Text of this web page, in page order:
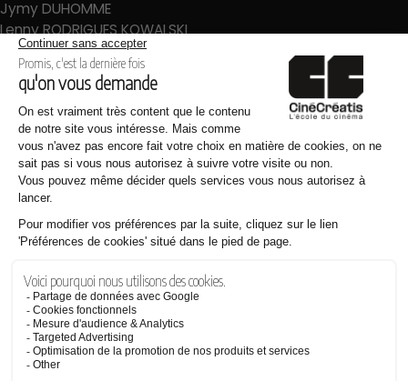
Jymy DUHOMME
Lenny RODRIGUES KOWALSKI
Gaspard CHAMPION CHARNAY